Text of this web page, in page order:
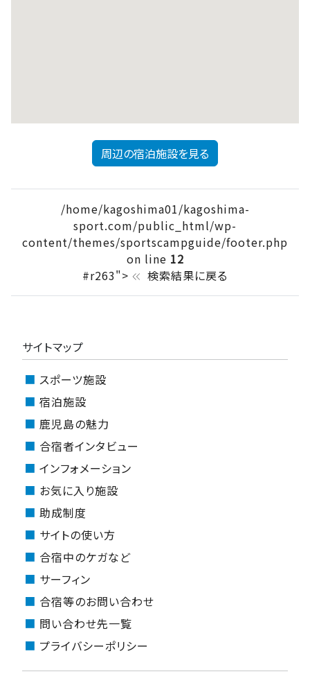
周辺の宿泊施設を見る
/home/kagoshima01/kagoshima-
sport.com/public_html/wp-
content/themes/sportscampguide/footer.php
on line 12
#r263"> keyboard_double_arrow_left 検索結果に戻る
サイトマップ
スポーツ施設
宿泊施設
鹿児島の魅力
合宿者インタビュー
インフォメーション
お気に入り施設
助成制度
サイトの使い方
合宿中のケガなど
サーフィン
合宿等のお問い合わせ
問い合わせ先一覧
プライバシーポリシー